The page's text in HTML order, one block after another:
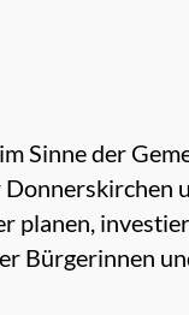
Sinne der
planen,
Bürgerinnen